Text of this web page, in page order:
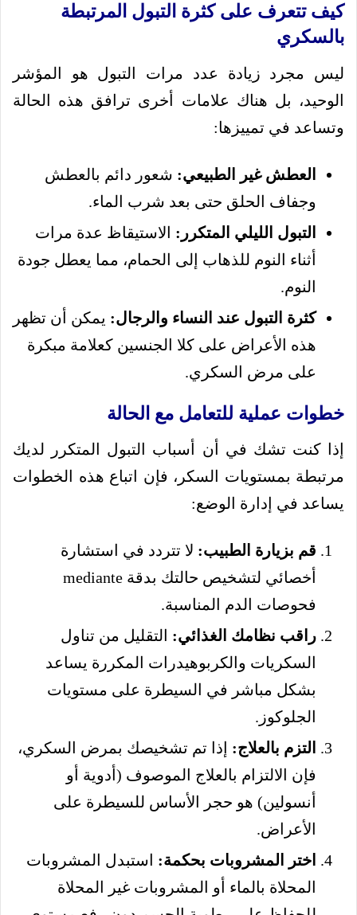
كيف تتعرف على كثرة التبول المرتبطة
بالسكري
ليس مجرد زيادة عدد مرات التبول هو المؤشر
الوحيد، بل هناك علامات أخرى ترافق هذه الحالة
وتساعد في تمييزها:
العطش غير الطبيعي: شعور دائم بالعطش
وجفاف الحلق حتى بعد شرب الماء.
التبول الليلي المتكرر: الاستيقاظ عدة مرات
أثناء النوم للذهاب إلى الحمام، مما يعطل جودة
النوم.
كثرة التبول عند النساء والرجال: يمكن أن تظهر
هذه الأعراض على كلا الجنسين كعلامة مبكرة
على مرض السكري.
خطوات عملية للتعامل مع الحالة
إذا كنت تشك في أن أسباب التبول المتكرر لديك
مرتبطة بمستويات السكر، فإن اتباع هذه الخطوات
يساعد في إدارة الوضع:
قم بزيارة الطبيب: لا تتردد في استشارة
أخصائي لتشخيص حالتك بدقة mediante
فحوصات الدم المناسبة.
راقب نظامك الغذائي: التقليل من تناول
السكريات والكربوهيدرات المكررة يساعد
بشكل مباشر في السيطرة على مستويات
الجلوكوز.
التزم بالعلاج: إذا تم تشخيصك بمرض السكري،
فإن الالتزام بالعلاج الموصوف (أدوية أو
أنسولين) هو حجر الأساس للسيطرة على
الأعراض.
اختر المشروبات بحكمة: استبدل المشروبات
المحلاة بالماء أو المشروبات غير المحلاة